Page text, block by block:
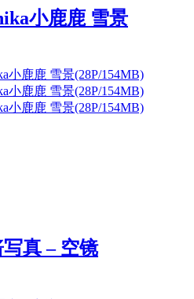
小鹿鹿 雪景
写真 – 空镜